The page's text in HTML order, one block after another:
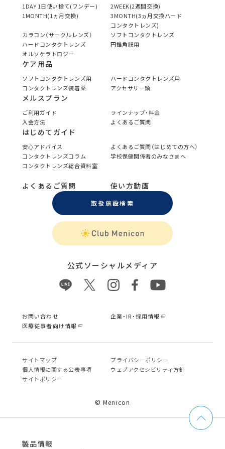
1DAY 1日使い捨て(ワンデー)
2WEEK(2週間交換)
1MONTH(1ヵ月交換)
3MONTH(3ヵ月交換ハード
コンタクトレンズ)
カラコン（サークルレンズ）
ソフトコンタクトレンズ
ハードコンタクトレンズ
円錐角膜用
オルソケラトロジー
ケア用品
ソフトコンタクトレンズ用
ハードコンタクトレンズ用
コンタクトレンズ装着薬
アクセサリー類
メルスプラン
ご利用ガイド
ラインナップ・料金
入会方法
よくあるご質問
はじめてガイド
安心アドバイス
よくあるご質問（はじめての方へ）
コンタクトレンズコラム
学校保健関係者のみなさまへ
コンタクトレンズ総合資料室
よくあるご質問 使い方動画
取扱施設検索
公式ソーシャルメディア
お問い合わせ
企業・IR・採用情報
医療従事者向け情報
サイトマップ
プライバシーポリシー
個⼈情報に関する公表事項
ウェブアクセシビリティ方針
サイトポリシー
© Menicon
製品情報